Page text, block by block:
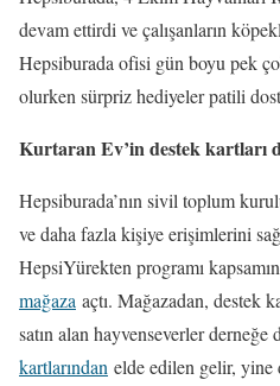
devam ettirdi ve çalışanların
Hepsiburada ofisi gün boyu pek
olurken sürpriz hediyeler patili
Kurtaran Ev’in destek kartları
Hepsiburada’nın sivil toplum
ve daha fazla kişiye erişimlerini
HepsiYürekten programı
mağaza açtı. Mağazadan, destek
satın alan hayvenseverler derneğe
kartlarından elde edilen gelir, yine